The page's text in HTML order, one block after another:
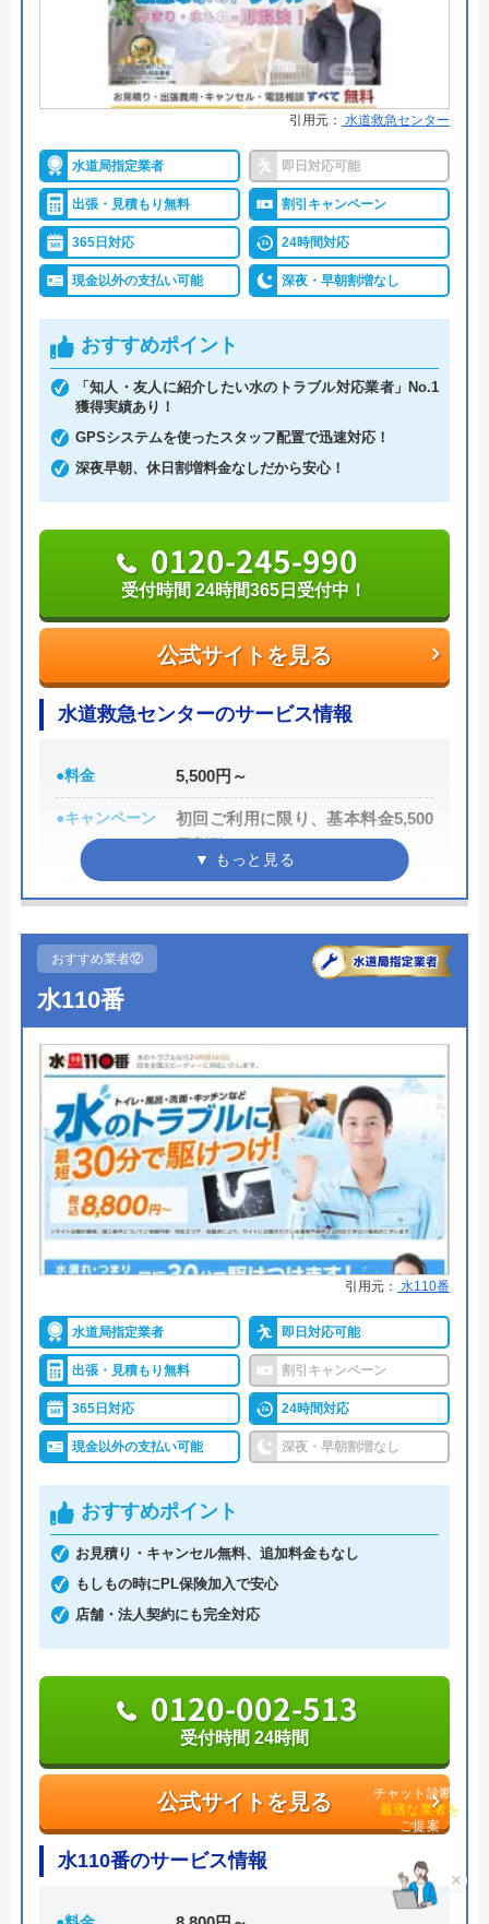
詳細は公式HPでご確認ください
水猿がおすすめの理由
給湯器交換サービス、トイレ交換サービス、リフォ
ームサービスを提供しています。ただし、都道府県
によって対応しているサービスが異なるので、利用
したいサービスが受けられるかどうかはよく確認し
ないといけません。問い合わせて確認してもいいの
ですが、HPをご覧になると対応エリアと一緒に記載
されているのですぐに判別できます。
営業時間は8時～23時、365日年中無休で営業してい
るため、夜間・早朝のトラブルにもすぐに対応して
もらえる点が魅力的です。水道局指定工事店として
登録されているため、技術力を重視したい方でもお
すすめの業者です。
公式サイトを見る
0120-802-583
水猿の基本情報
運営会社 SLS株式会社
代表者 明石康裕
創業・設立 平成19年9月
所在地
大阪府吹田市豊津町1-18 エクラート江
対応エリア 37都道府県
引用元： 水道救急センター
水道局指定業者 即日対応可能
出張・見積もり無料 割引キャンペーン
365日対応 24時間対応
現金以外の支払い可能 深夜・早朝割増なし
おすすめポイント
「知人・友人に紹介したい水のトラブル対応業者」No.1
獲得実績あり！
GPSシステムを使ったスタッフ配置で迅速対応！
深夜早朝、休日割増料金なしだから安心！
公式サイトを見る
0120-245-990
受付時間 24時間365日受付中！
水道救急センターのサービス情報
●料金 5,500円～
●キャンペーン
初回ご利用に限り、基本料金5,500
円割引
●駆けつけ時間
GPSシステムで30分スピード訪
●受付時間 24時間365日受付中
●定休日
●出張見積もり ―
●支払い方法 ―
●累計実績 ―
●保証・保険 ―
詳細は公式HPでご確認ください
水道救急センターがおすすめの理由
水道救急センターは水回りのトラブル全般に対応し
ている業者で、水漏れやつまりの修理、リフォーム
作業などをご依頼いただけます。関東、関西、東
海、東北、北陸地方の10都府県を対応エリアとして
営業しています。一部地域しか対応していない県も
せください。
トラブル対応は24時間年中無休で受け付けており、
最短30分で現場まで駆け付けてくれます。夜間帯の
割増料金の請求もないのでご安心ください。
Web割引もあり、初めての依頼する方は5,500円の
割引を、2回目以降の方は10%の割引を受けること
公式サイトを見る
0120-245-990
おすすめ業者⑫
水110番
引用元： 水110番
水道局指定業者 即日対応可能
出張・見積もり無料 割引キャンペーン
365日対応 24時間対応
現金以外の支払い可能 深夜・早朝割増なし
おすすめポイント
お見積り・キャンセル無料、追加料金もなし
もしもの時にPL保険加入で安心
店舗・法人契約にも完全対応
公式サイトを見る
0120-002-513
受付時間 24時間
水110番のサービス情報
×
チャット診断で
最適な業者を
ご提案